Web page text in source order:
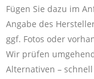
Fügen Sie dazu im
Angabe des
ggf. Fotos oder
Wir prüfen
Alternativen –